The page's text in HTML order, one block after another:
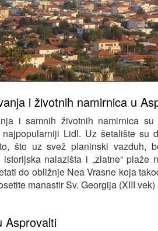
i životnih namirnica u
i samnih životnih namirnica
Lidl. Uz šetalište su
što uz svež planinski vazduh,
nalazišta i „zlatne“
do obližnje Nea Vrasne koja
manastir Sv. Georgija (XIII
Asprovalti